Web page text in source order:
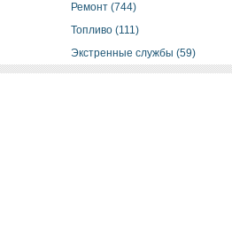
Ремонт (744)
Топливо (111)
Экстренные службы (59)